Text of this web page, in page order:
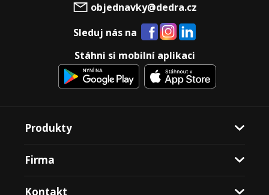
objednavky@dedra.cz
Sleduj nás na
Stáhni si mobilní aplikaci
Produkty
Firma
Kontakt